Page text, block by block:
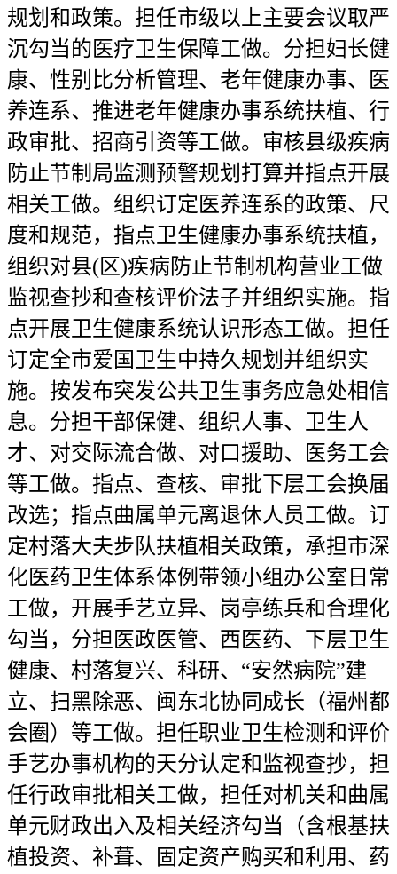
规划和政策。担任市级以上主要会议取严
沉勾当的医疗卫生保障工做。分担妇长健
康、性别比分析管理、老年健康办事、医
养连系、推进老年健康办事系统扶植、行
政审批、招商引资等工做。审核县级疾病
防止节制局监测预警规划打算并指点开展
相关工做。组织订定医养连系的政策、尺
度和规范，指点卫生健康办事系统扶植，
组织对县(区)疾病防止节制机构营业工做
监视查抄和查核评价法子并组织实施。指
点开展卫生健康系统认识形态工做。担任
订定全市爱国卫生中持久规划并组织实
施。按发布突发公共卫生事务应急处相信
息。分担干部保健、组织人事、卫生人
才、对交际流合做、对口援助、医务工会
等工做。指点、查核、审批下层工会换届
改选；指点曲属单元离退休人员工做。订
定村落大夫步队扶植相关政策，承担市深
化医药卫生体系体例带领小组办公室日常
工做，开展手艺立异、岗亭练兵和合理化
勾当，分担医政医管、西医药、下层卫生
健康、村落复兴、科研、“安然病院”建
立、扫黑除恶、闽东北协同成长（福州都
会圈）等工做。担任职业卫生检测和评价
手艺办事机构的天分认定和监视查抄，担
任行政审批相关工做，担任对机关和曲属
单元财政出入及相关经济勾当（含根基扶
植投资、补葺、固定资产购买和利用、药